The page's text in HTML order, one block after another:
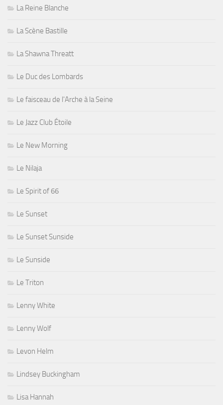
La Reine Blanche
La Scène Bastille
La Shawna Threatt
Le Duc des Lombards
Le faisceau de l'Arche à la Seine
Le Jazz Club Étoile
Le New Morning
Le Nilaja
Le Spirit of 66
Le Sunset
Le Sunset Sunside
Le Sunside
Le Triton
Lenny White
Lenny Wolf
Levon Helm
Lindsey Buckingham
Lisa Hannah